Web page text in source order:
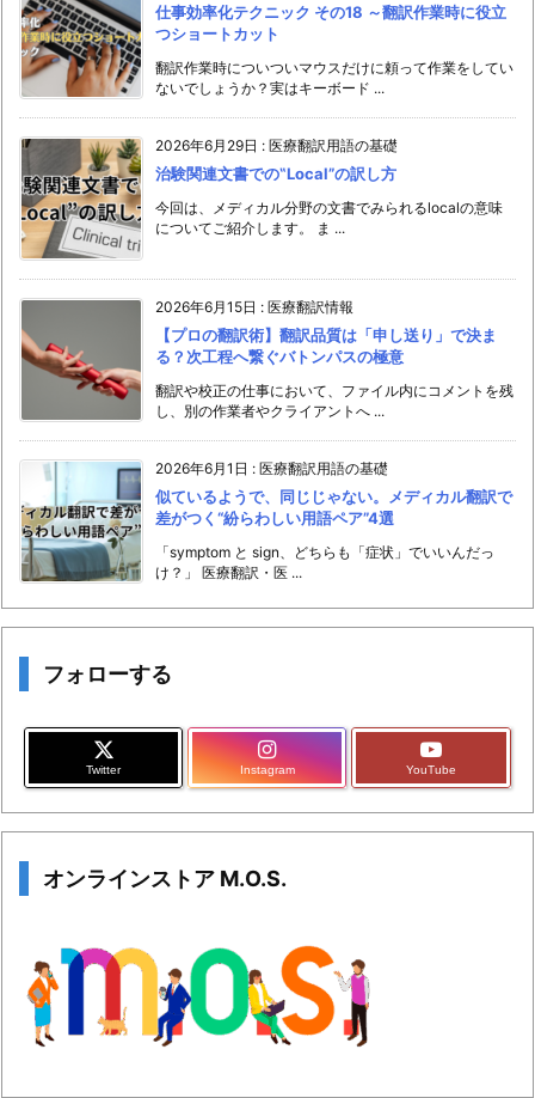
仕事効率化テクニック その18 ～翻訳作業時に役立
つショートカット
翻訳作業時についついマウスだけに頼って作業をしてい
ないでしょうか？実はキーボード ...
2026年6月29日 : 医療翻訳用語の基礎
治験関連文書での‟Local”の訳し方
今回は、メディカル分野の文書でみられるlocalの意味
についてご紹介します。 ま ...
2026年6月15日 : 医療翻訳情報
【プロの翻訳術】翻訳品質は「申し送り」で決ま
る？次工程へ繋ぐバトンパスの極意
翻訳や校正の仕事において、ファイル内にコメントを残
し、別の作業者やクライアントへ ...
2026年6月1日 : 医療翻訳用語の基礎
似ているようで、同じじゃない。メディカル翻訳で
差がつく“紛らわしい用語ペア”4選
「symptom と sign、どちらも「症状」でいいんだっ
け？」 医療翻訳・医 ...
フォローする
Twitter Instagram YouTube
オンラインストア M.O.S.